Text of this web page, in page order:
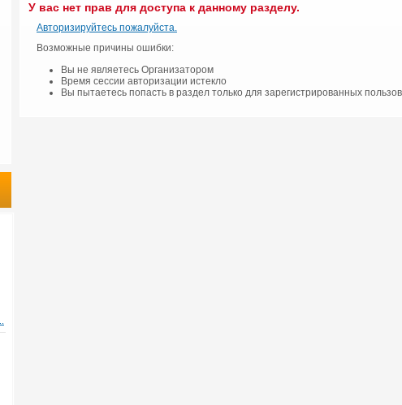
У вас нет прав для доступа к данному разделу.
Авторизируйтесь пожалуйста.
Возможные причины ошибки:
Вы не являетесь Организатором
Время сессии авторизации истекло
Вы пытаетесь попасть в раздел только для зарегистрированных